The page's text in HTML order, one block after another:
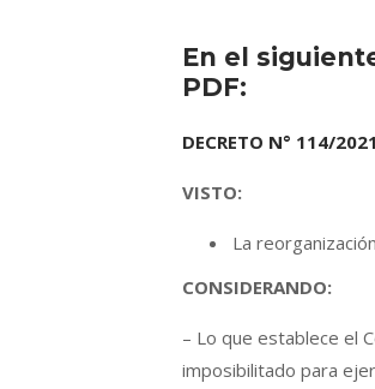
En el
PDF:
DECRETO N° 114/2021
VISTO:
La
CONSIDERANDO:
– Lo que establece el
imposibilitado para